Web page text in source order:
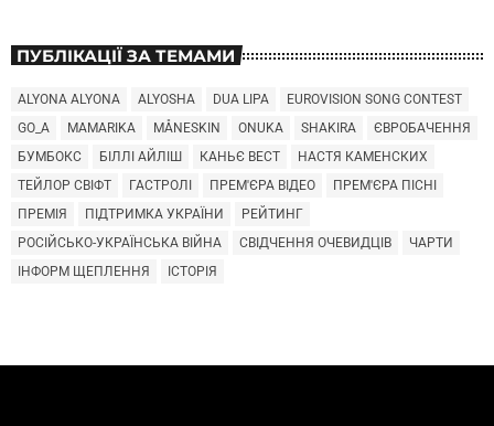
ПУБЛІКАЦІЇ ЗА ТЕМАМИ
ALYONA ALYONA ALYOSHA DUA LIPA
EUROVISION SONG CONTEST
GO_A
MAMARIKA MÅNESKIN ONUKA SHAKIRA
ЄВРОБАЧЕННЯ
БУМБОКС
БІЛЛІ АЙЛІШ КАНЬЄ ВЕСТ
НАСТЯ КАМЕНСКИХ
ТЕЙЛОР СВІФТ
ГАСТРОЛІ ПРЕМ'ЄРА ВІДЕО
ПРЕМ'ЄРА ПІСНІ
ПРЕМІЯ
ПІДТРИМКА УКРАЇНИ
РЕЙТИНГ
РОСІЙСЬКО-УКРАЇНСЬКА ВІЙНА
СВІДЧЕННЯ ОЧЕВИДЦІВ
ЧАРТИ
ІНФОРМ ЩЕПЛЕННЯ
ІСТОРІЯ